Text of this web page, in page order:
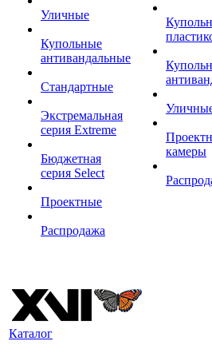
Уличные
Купольные
антивандальные
Стандартные
Экстремальная
серия Extreme
Бюджетная
серия Select
Проектные
Распродажа
камеры
Каталог